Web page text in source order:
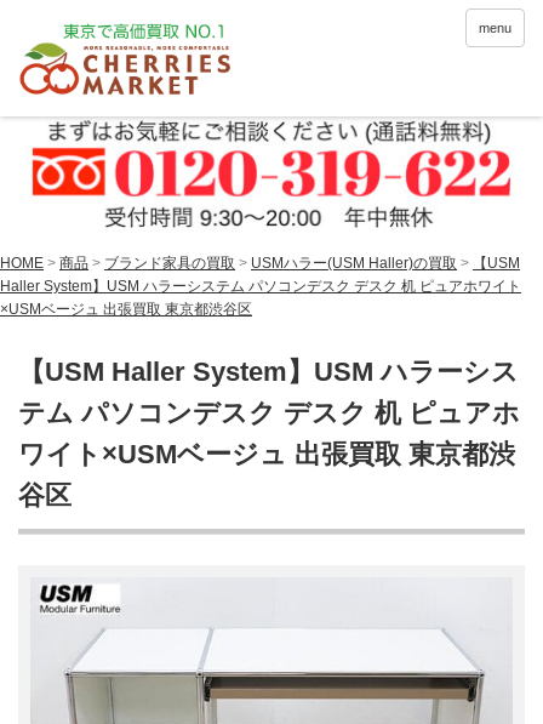
menu
HOME > 商品 > ブランド家具の買取 > USMハラー(USM Haller)の買取 >
【USM
Haller System】USM ハラーシステム パソコンデスク デスク 机 ピュアホワイト
×USMベージュ 出張買取 東京都渋谷区
【USM Haller System】USM ハラーシス
テム パソコンデスク デスク 机 ピュアホ
ワイト×USMベージュ 出張買取 東京都渋
谷区